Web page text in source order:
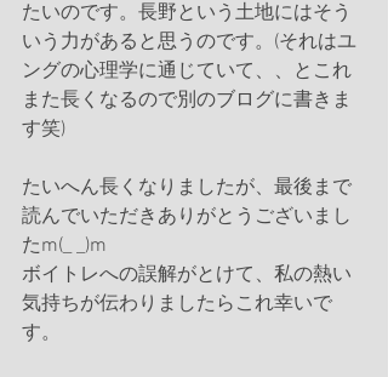
たいのです。長野という土地にはそう
いう力があると思うのです。(それはユ
ングの心理学に通じていて、、とこれ
また長くなるので別のブログに書きま
す笑)
たいへん長くなりましたが、最後まで
読んでいただきありがとうございまし
たm(_ _)m
ボイトレへの誤解がとけて、私の熱い
気持ちが伝わりましたらこれ幸いで
す。